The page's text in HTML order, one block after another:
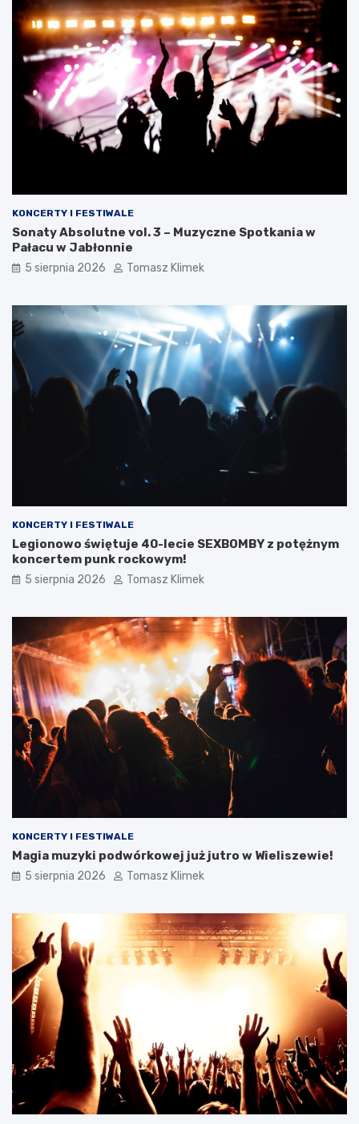
KONCERTY I FESTIWALE
Sonaty Absolutne vol. 3 – Muzyczne Spotkania w
Pałacu w Jabłonnie
5 sierpnia 2026 Tomasz Klimek
KONCERTY I FESTIWALE
Legionowo świętuje 40-lecie SEXBOMBY z potężnym
koncertem punk rockowym!
5 sierpnia 2026 Tomasz Klimek
KONCERTY I FESTIWALE
Magia muzyki podwórkowej już jutro w Wieliszewie!
5 sierpnia 2026 Tomasz Klimek